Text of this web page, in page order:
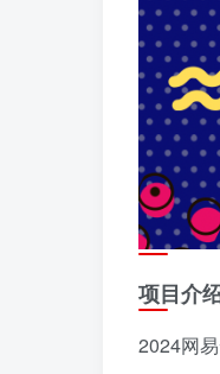
项目介
2024网